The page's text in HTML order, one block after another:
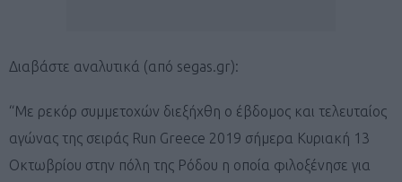
Διαβάστε αναλυτικά (από segas.gr):
“Με ρεκόρ συμμετοχών διεξήχθη ο έβδομος και τελευταίος
αγώνας της σειράς Run Greece 2019 σήμερα Κυριακή 13
Οκτωβρίου στην πόλη της Ρόδου η οποία φιλοξένησε για